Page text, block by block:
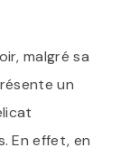
malgré sa
un
En effet, en